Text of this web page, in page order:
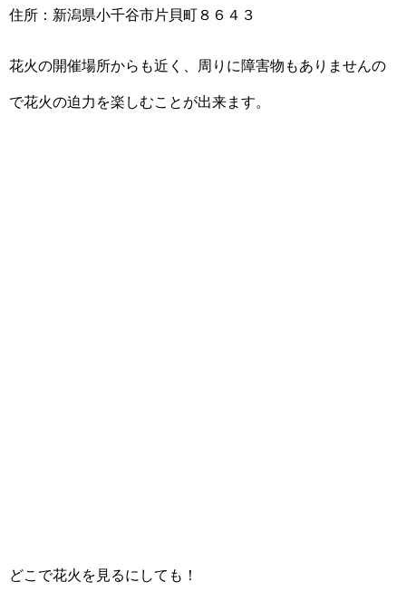
住所：新潟県小千谷市片貝町８６４３
花火の開催場所からも近く、周りに障害物もありませんの
で花火の迫力を楽しむことが出来ます。
どこで花火を見るにしても！